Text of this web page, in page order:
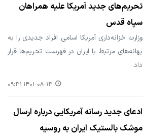
تحریم‌های جدید آمریکا علیه همراهان
سپاه قدس
وزارت خزانه‌داری آمریکا اسامی افراد جدیدی را به
بهانه‌های مرتبط با ایران در فهرست تحریم‌ها قرار
داد.
۱۴۰۱-۰۸-۱۳ ۰۹:۳۱
ادعای جدید رسانه آمریکایی درباره ارسال
موشک بالستیک ایران به روسیه